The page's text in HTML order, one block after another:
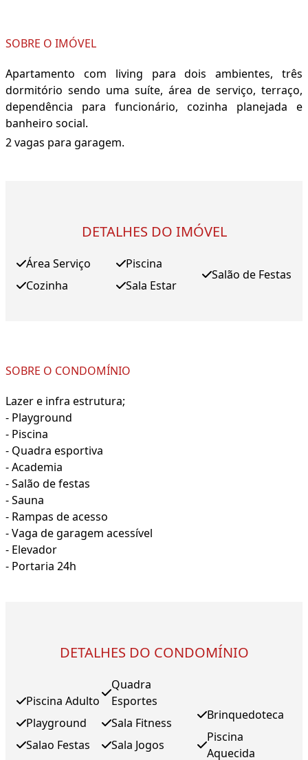
SOBRE O IMÓVEL
Apartamento com living para dois ambientes, três
dormitório sendo uma suíte, área de serviço, terraço,
dependência para funcionário, cozinha planejada e
banheiro social.
2 vagas para garagem.
DETALHES DO IMÓVEL
Área Serviço
Cozinha
Piscina
Sala Estar
Salão de Festas
SOBRE O CONDOMÍNIO
Lazer e infra estrutura;
- Playground
- Piscina
- Quadra esportiva
- Academia
- Salão de festas
- Sauna
- Rampas de acesso
- Vaga de garagem acessível
- Elevador
- Portaria 24h
DETALHES DO CONDOMÍNIO
Piscina Adulto
Playground
Salao Festas
Quadra
Esportes
Sala Fitness
Sala Jogos
Brinquedoteca
Piscina
Aquecida